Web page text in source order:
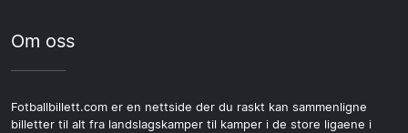
Om oss
Fotballbillett.com er en nettside der du raskt kan sammenligne
billetter til alt fra landslagskamper til kamper i de store ligaene i